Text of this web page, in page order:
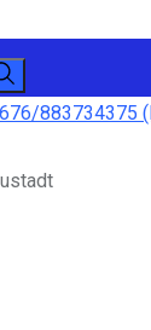
883734375